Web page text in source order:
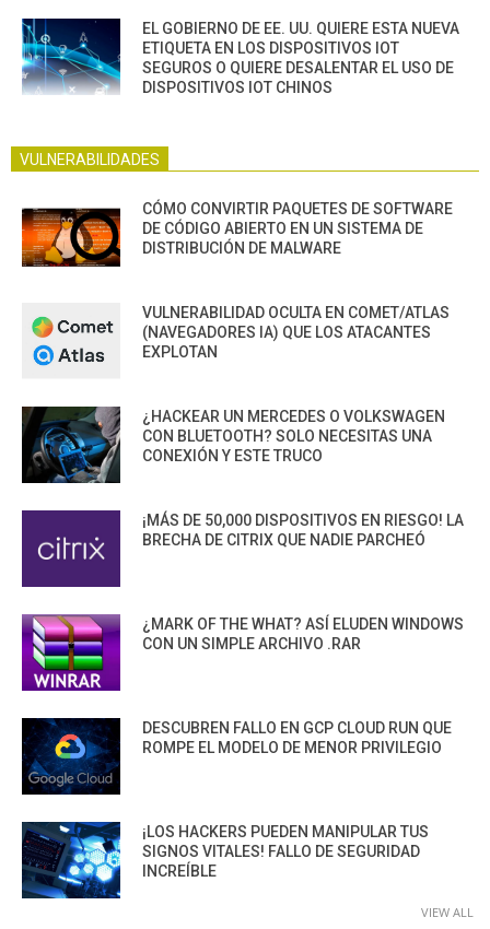
EL GOBIERNO DE EE. UU. QUIERE ESTA NUEVA
ETIQUETA EN LOS DISPOSITIVOS IOT
SEGUROS O QUIERE DESALENTAR EL USO DE
DISPOSITIVOS IOT CHINOS
VULNERABILIDADES
CÓMO CONVIRTIR PAQUETES DE SOFTWARE
DE CÓDIGO ABIERTO EN UN SISTEMA DE
DISTRIBUCIÓN DE MALWARE
VULNERABILIDAD OCULTA EN COMET/ATLAS
(NAVEGADORES IA) QUE LOS ATACANTES
EXPLOTAN
¿HACKEAR UN MERCEDES O VOLKSWAGEN
CON BLUETOOTH? SOLO NECESITAS UNA
CONEXIÓN Y ESTE TRUCO
¡MÁS DE 50,000 DISPOSITIVOS EN RIESGO! LA
BRECHA DE CITRIX QUE NADIE PARCHEÓ
¿MARK OF THE WHAT? ASÍ ELUDEN WINDOWS
CON UN SIMPLE ARCHIVO .RAR
DESCUBREN FALLO EN GCP CLOUD RUN QUE
ROMPE EL MODELO DE MENOR PRIVILEGIO
¡LOS HACKERS PUEDEN MANIPULAR TUS
SIGNOS VITALES! FALLO DE SEGURIDAD
INCREÍBLE
VIEW ALL